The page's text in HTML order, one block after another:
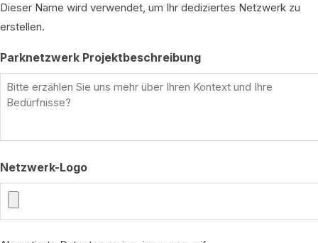
Dieser Name wird verwendet, um Ihr dediziertes Netzwerk zu
erstellen.
Parknetzwerk Projektbeschreibung
Netzwerk-Logo